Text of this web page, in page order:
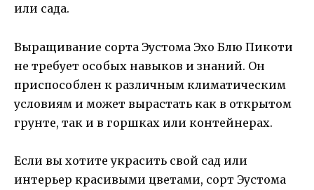
или сада.
Выращивание сорта Эустома Эхо Блю Пикоти
не требует особых навыков и знаний. Он
приспособлен к различным климатическим
условиям и может вырастать как в открытом
грунте, так и в горшках или контейнерах.
Если вы хотите украсить свой сад или
интерьер красивыми цветами, сорт Эустома